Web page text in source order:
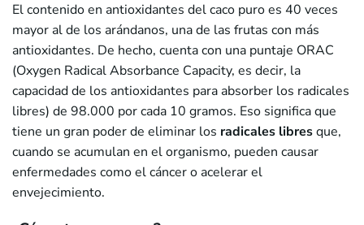
El contenido en antioxidantes del caco puro es 40 veces
mayor al de los arándanos, una de las frutas con más
antioxidantes. De hecho, cuenta con una puntaje ORAC
(Oxygen Radical Absorbance Capacity, es decir, la
capacidad de los antioxidantes para absorber los radicales
libres) de 98.000 por cada 10 gramos. Eso significa que
tiene un gran poder de eliminar los radicales libresque,
cuando se acumulan en el organismo, pueden causar
enfermedades como el cáncer o acelerar el
envejecimiento.